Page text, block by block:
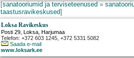
[sanatooriumid ja terviseteenused»
taastusravikeskused]
Loksa Ravikeskus
Posti 29 Loksa , Harjumaa
Telefon: +372 603 1245, +372 5331 5082
Saada e-mail
www.loksark.ee